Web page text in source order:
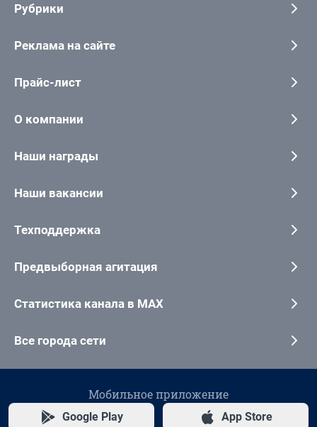
Рубрики
Реклама на сайте
Прайс-лист
О компании
Наши награды
Наши вакансии
Техподдержка
Предвыборная агитация
Статистика канала в MAX
Все города сети
Мобильное приложение
Google Play App Store